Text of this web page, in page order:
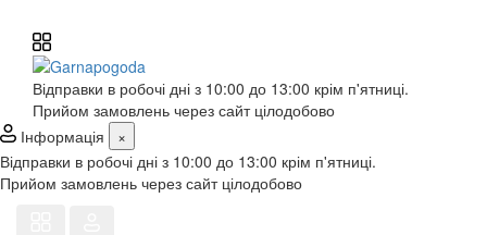
Відправки в робочі дні з 10:00 до 13:00 крім п'ятниці.
Прийом замовлень через сайт цілодобово
Інформація
×
Відправки в робочі дні з 10:00 до 13:00 крім п'ятниці.
Прийом замовлень через сайт цілодобово